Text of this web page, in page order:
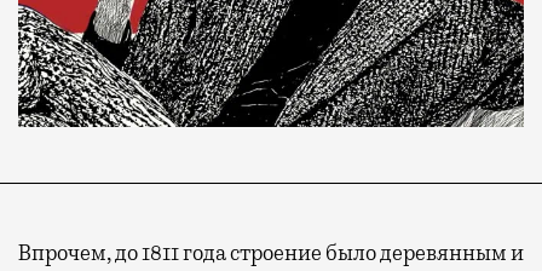
Впрочем, до 1811 года строение было деревянным и